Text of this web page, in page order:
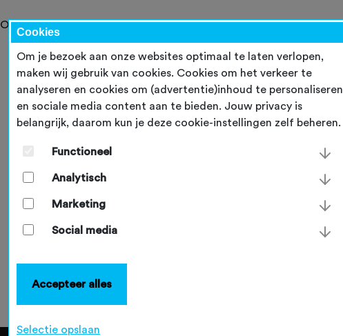
Ons werk
Cookies
Om je bezoek aan onze websites optimaal te laten verlopen,
maken wij gebruik van cookies. Cookies om het verkeer te
analyseren en cookies om (advertentie)inhoud te personaliseren
en sociale media content aan te bieden. Jouw privacy is
belangrijk, daarom kun je deze cookie-instellingen zelf beheren.
Functioneel
Analytisch
Marketing
Social media
Accepteer alles
Selectie opslaan